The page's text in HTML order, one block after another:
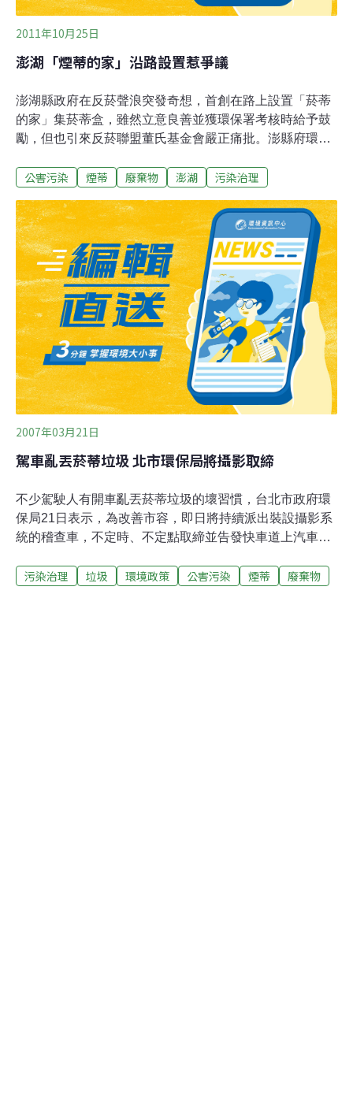
2011年10月25日
澎湖「煙蒂的家」沿路設置惹爭議
澎湖縣政府在反菸聲浪突發奇想，首創在路上設置「菸蒂
的家」集菸蒂盒，雖然立意良善並獲環保署考核時給予鼓
勵，但也引來反菸聯盟董氏基金會嚴正痛批。澎縣府環保
項目就是「菸蒂不落地」實施方式。經集思廣益，科長、
發奇想開發出「菸蒂的家」集菸蒂盒。環保局更發揮環保
創意，以成本不到5百元材料費，第一階段委請再生工坊
木匠利用資源回收原物料，製作10個精緻美觀「菸蒂的
家」集菸蒂盒，外觀仿若信箱。這10個集菸蒂盒，在馬公
市公所取得路權同意之後，隨即公開在全澎湖最熱鬧的中
正路商圈等路段，沿路設置，引起多數民眾好奇與側目。
環保局表示，這項措施在有效集中管理抽菸民眾亂丟菸
蒂，同時每天早晚兩次派遣擴大就業臨時工人清理，計畫
剛實施約一個月，成效雖還無法確定，但已獲環保署青睞
列為考核重點的加分項目，未來計畫將擴大路段全面實施
公害污染 煙蒂 廢棄物 澎湖 污染治理
2007年03月21日
駕車亂丟菸蒂垃圾 北市環保局將攝影取締
不少駕駛人有開車亂丟菸蒂垃圾的壞習慣，台北市政府環
保局21日表示，為改善市容，即日將持續派出裝設攝影系
統的稽查車，不定時、不定點取締並告發快車道上汽車駕
台幣1200元以上6000元以下罰鍰。環保局表示，為改善市
污染治理 垃圾 環境政策 公害污染 煙蒂 廢棄物